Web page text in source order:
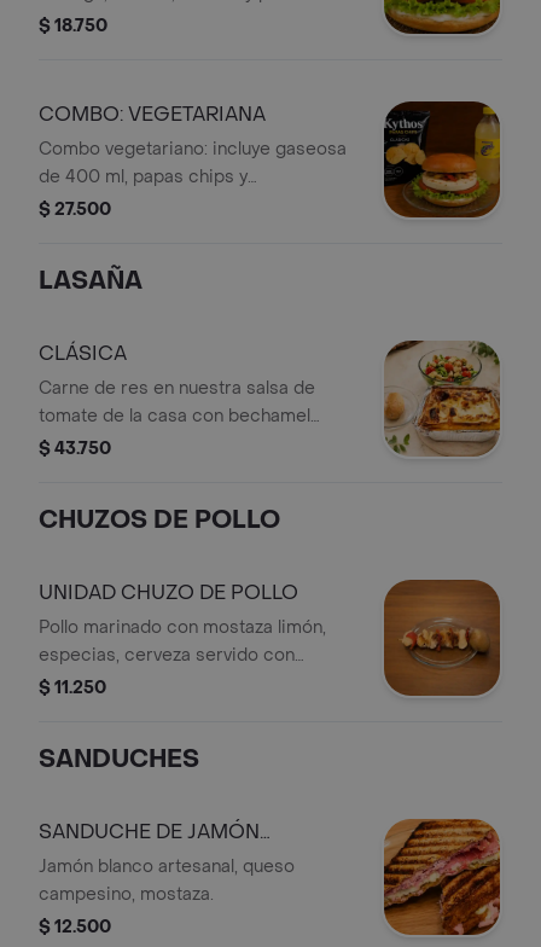
marinados.
$ 18.750
COMBO: VEGETARIANA
Combo vegetariano: incluye gaseosa
de 400 ml, papas chips y
hamburguesa vegetariana con
$ 27.500
LASAÑA
CLÁSICA
Carne de res en nuestra salsa de
tomate de la casa con bechamel
servida con ensalada y pancito.
$ 43.750
CHUZOS DE POLLO
UNIDAD CHUZO DE POLLO
Pollo marinado con mostaza limón,
especias, cerveza servido con
pimentón, cebolla y una papa.
$ 11.250
SANDUCHES
SANDUCHE DE JAMÓN
CALIENTE
Jamón blanco artesanal, queso
campesino, mostaza.
$ 12.500